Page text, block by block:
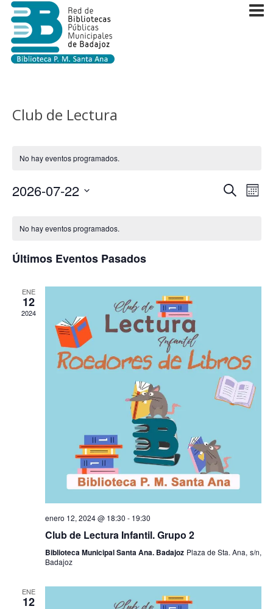
Club de Lectura
No hay eventos programados.
de
BuscarMes
2026-07-22
de
Eventos
No hay eventos programados.
Últimos Eventos Pasados
ENE
12
2024
enero 12, 2024 @ 18:30 - 19:30
Club de Lectura Infantil. Grupo 2
Biblioteca Municipal Santa Ana. Badajoz Plaza de Sta. Ana, s/n,
Badajoz
ENE
12